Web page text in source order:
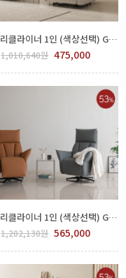
렉서스 리클라이너 1인 (색상선택) GSJ 1300-01
1,010,640원 475,000
엘리스 리클라이너 1인 (색상선택) GSJ 1300-03
1,202,130원 565,000